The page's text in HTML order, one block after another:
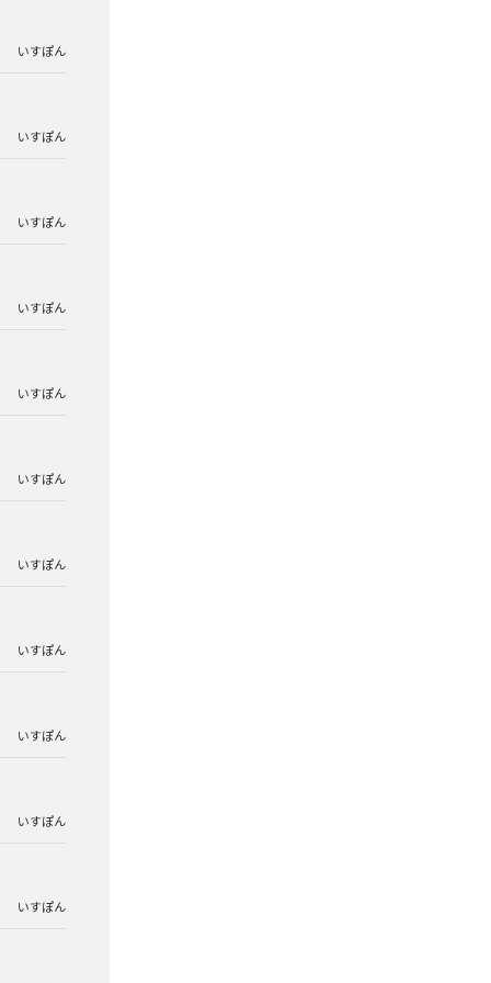
いすぽん
いすぽん
いすぽん
いすぽん
いすぽん
いすぽん
いすぽん
いすぽん
いすぽん
いすぽん
いすぽん